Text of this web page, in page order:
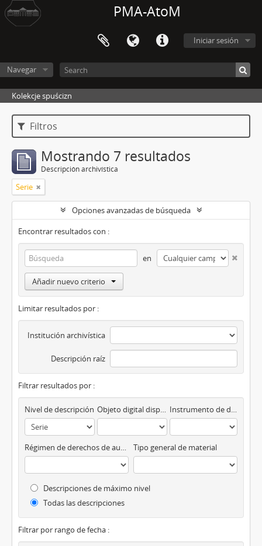
PMA-AtoM
Iniciar sesión
Navegar
Kolekcje spuścizn
Filtros
Mostrando 7 resultados
Descripción archivística
Serie
Opciones avanzadas de búsqueda
Encontrar resultados con :
en
Añadir nuevo criterio
Limitar resultados por :
Institución archivística
Descripción raíz
Filtrar resultados por :
Nivel de descripción Objeto digital disponibles Instrumento de descripción
Régimen de derechos de autor Tipo general de material
Descripciones de máximo nivel
Todas las descripciones
Filtrar por rango de fecha :